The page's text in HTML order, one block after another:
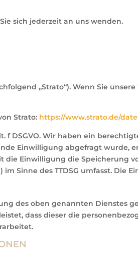
sich jederzeit an uns wenden.
„Strato“). Wenn Sie
Strato: https://www.strato.de/
f DSGVO. Wir haben ein
Einwilligung abgefragt wurde,
die Einwilligung die Speicherung
Sinne des TTDSG umfasst. Die
des oben genannten Dienstes
dass dieser die